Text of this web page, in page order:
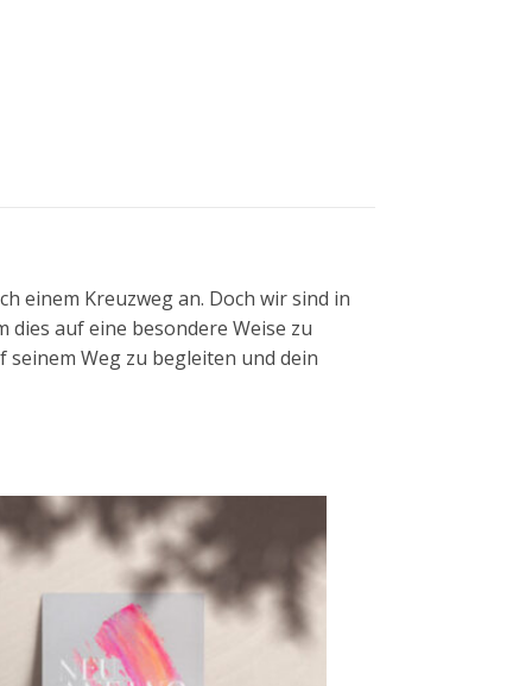
einem Kreuzweg an. Doch wir sind in
dies auf eine besondere Weise zu
seinem Weg zu begleiten und dein